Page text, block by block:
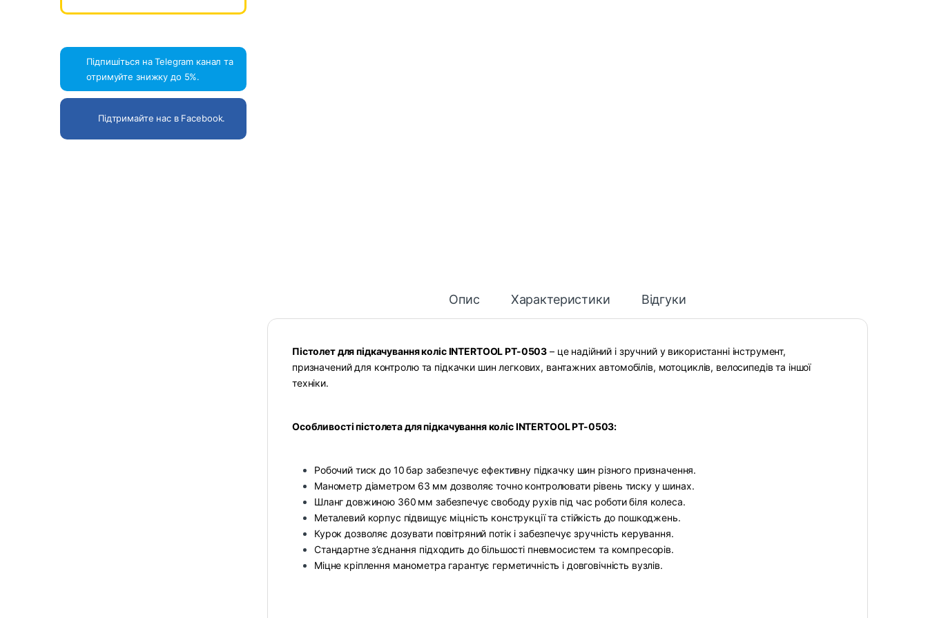
Опис Характеристики Відгуки
Пістолет для підкачування коліс INTERTOOL PT-0503 – це надійний і зручний у використанні інструмент,
призначений для контролю та підкачки шин легкових, вантажних автомобілів, мотоциклів, велосипедів та іншої
техніки.
Особливості пістолета для підкачування коліс INTERTOOL PT-0503:
Робочий тиск до 10 бар забезпечує ефективну підкачку шин різного призначення.
Манометр діаметром 63 мм дозволяє точно контролювати рівень тиску у шинах.
Шланг довжиною 360 мм забезпечує свободу рухів під час роботи біля колеса.
Металевий корпус підвищує міцність конструкції та стійкість до пошкоджень.
Курок дозволяє дозувати повітряний потік і забезпечує зручність керування.
Стандартне з’єднання підходить до більшості пневмосистем та компресорів.
Міцне кріплення манометра гарантує герметичність і довговічність вузлів.
Підпишіться на Telegram канал та
отримуйте знижку до 5%.
Підтримайте нас в Facebook.